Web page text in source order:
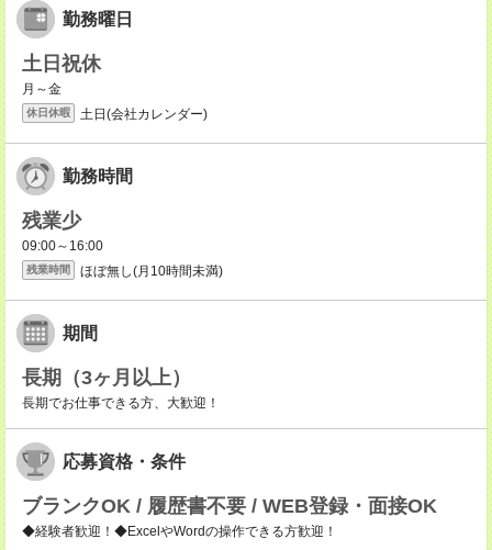
勤務曜日
土日祝休
月～金
休日休暇 土日(会社カレンダー)
勤務時間
残業少
09:00～16:00
残業時間 ほぼ無し(月10時間未満)
期間
長期（3ヶ月以上）
長期でお仕事できる方、大歓迎！
応募資格・条件
ブランクOK / 履歴書不要 / WEB登録・面接OK
◆経験者歓迎！◆ExcelやWordの操作できる方歓迎！